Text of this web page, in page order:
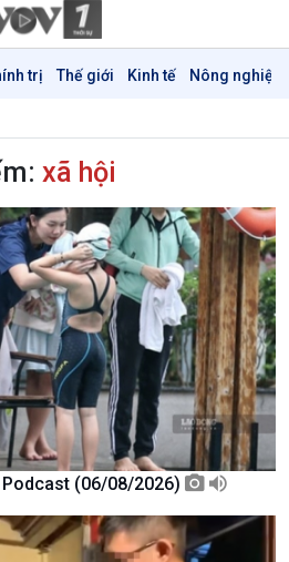
trị Thế giới Kinh tế Nông nghiệp
xã hội
Podcast (06/08/2026)